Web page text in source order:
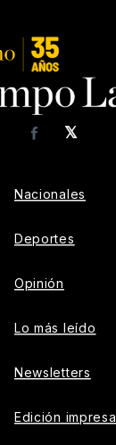
𝕏
Facebook
Nacionales
Deportes
Opinión
Lo más leído
Newsletters
Edición impresa